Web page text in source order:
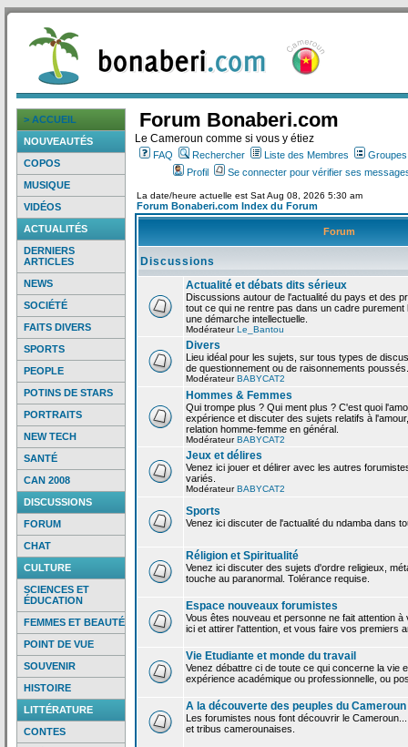
> ACCUEIL
NOUVEAUTÉS
COPOS
MUSIQUE
VIDÉOS
ACTUALITÉS
DERNIERS
ARTICLES
NEWS
SOCIÉTÉ
FAITS DIVERS
SPORTS
PEOPLE
POTINS DE STARS
PORTRAITS
NEW TECH
SANTÉ
CAN 2008
DISCUSSIONS
FORUM
CHAT
CULTURE
SCIENCES ET
ÉDUCATION
FEMMES ET BEAUTÉ
POINT DE VUE
SOUVENIR
HISTOIRE
LITTÉRATURE
CONTES
Forum Bonaberi.com
Le Cameroun comme si vous y étiez
FAQ Rechercher Liste des Membres
Profil
Se connecter pour vérifier ses
La date/heure actuelle est Sat Aug 08, 2026 5:30 am
Forum Bonaberi.com Index du Forum
Forum
Discussions
Actualité et débats dits sérieux
Discussions autour de l'actualité du pays et des
tout ce qui ne rentre pas dans un cadre
une démarche intellectuelle.
ModérateurLe_Bantou
Divers
Lieu idéal pour les sujets, sur tous types de
de questionnement ou de raisonnements
ModérateurBABYCAT2
Hommes & Femmes
Qui trompe plus ? Qui ment plus ? C'est quoi
expérience et discuter des sujets relatifs à
relation homme-femme en général.
ModérateurBABYCAT2
Jeux et délires
Venez ici jouer et délirer avec les autres
variés.
ModérateurBABYCAT2
Sports
Venez ici discuter de l'actualité du ndamba dans
Réligion et Spiritualité
Venez ici discuter des sujets d'ordre religieux,
touche au paranormal. Tolérance requise.
Espace nouveaux forumistes
Vous êtes nouveau et personne ne fait attention
ici et attirer l'attention, et vous faire vos premiers
Vie Etudiante et monde du travail
Venez débattre ci de toute ce qui concerne la vie
expérience académique ou professionnelle, ou
A la découverte des peuples du Cameroun
Les forumistes nous font découvrir le
et tribus camerounaises.